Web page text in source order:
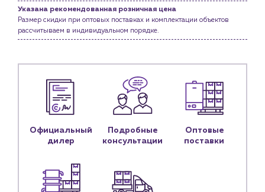
О компании
История компании
Портфолио
Новости
Личный кабинет
Указана рекомендованная розничная цена
Размер скидки при оптовых поставках и комплектации объектов
рассчитываем в индивидуальном порядке.
Официальный
дилер
Подробные
консультации
Оптовые
поставки